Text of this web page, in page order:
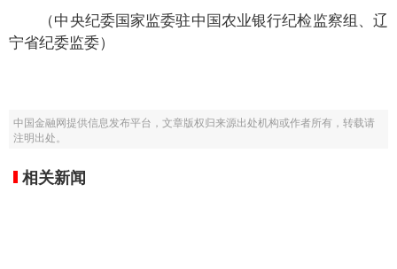
（中央纪委国家监委驻中国农业银行纪检监察组、辽
宁省纪委监委）
中国金融网提供信息发布平台，文章版权归来源出处机构或作者所有，转载请
注明出处。
相关新闻